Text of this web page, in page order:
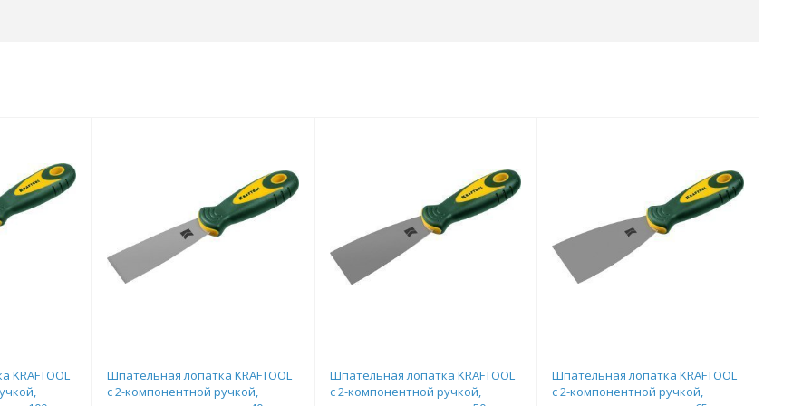
KRAFTOOL
Шпательная лопатка KRAFTOOL
с 2-компонентной ручкой,
Шпательная лопатка KRAFTOOL
с 2-компонентной ручкой,
Шпательная лопатка KRAFTOOL
с 2-компонентной ручкой,